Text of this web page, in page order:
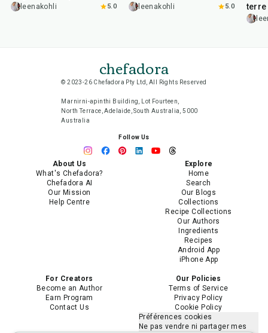
leenakohli 5.0 leenakohli 5.0
terre
chefadora
© 2023-26 Chefadora Pty Ltd, All Rights Reserved
Marnirni-apinthi Building, Lot Fourteen,
North Terrace, Adelaide, South Australia, 5000
Australia
Follow Us
About Us
What's Chefadora?
Chefadora AI
Our Mission
Help Centre
Explore
Home
Search
Our Blogs
Collections
Recipe Collections
Our Authors
Ingredients
Recipes
Android App
iPhone App
For Creators
Become an Author
Earn Program
Contact Us
Our Policies
Terms of Service
Privacy Policy
Cookie Policy
Préférences cookies
Ne pas vendre ni partager mes